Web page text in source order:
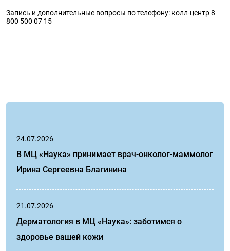
Запись и дополнительные вопросы по телефону: колл-центр 8
800 500 07 15
24.07.2026
В МЦ «Наука» принимает врач-онколог-маммолог
Ирина Сергеевна Благинина
21.07.2026
Дерматология в МЦ «Наука»: заботимся о
здоровье вашей кожи